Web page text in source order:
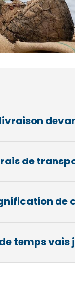
de
de
temps vais